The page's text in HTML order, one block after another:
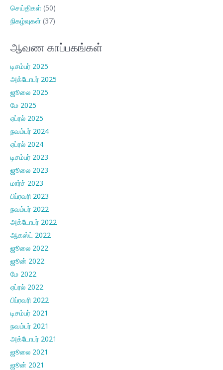
செய்திகள் (50)
நிகழ்வுகள் (37)
ஆவண காப்பகங்கள்
டிசம்பர் 2025
அக்டோபர் 2025
ஜூலை 2025
மே 2025
ஏப்ரல் 2025
நவம்பர் 2024
ஏப்ரல் 2024
டிசம்பர் 2023
ஜூலை 2023
மார்ச் 2023
பிப்ரவரி 2023
நவம்பர் 2022
அக்டோபர் 2022
ஆகஸ்ட் 2022
ஜூலை 2022
ஜூன் 2022
மே 2022
ஏப்ரல் 2022
பிப்ரவரி 2022
டிசம்பர் 2021
நவம்பர் 2021
அக்டோபர் 2021
ஜூலை 2021
ஜூன் 2021